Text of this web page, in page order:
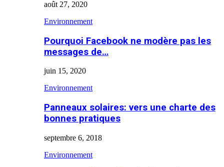
août 27, 2020
Environnement
Pourquoi Facebook ne modère pas les
messages de…
juin 15, 2020
Environnement
Panneaux solaires: vers une charte des
bonnes pratiques
septembre 6, 2018
Environnement